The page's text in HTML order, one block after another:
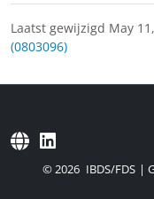
Laatst gewijzigd May
(0803096)
© 2026 IBDS/FDS |